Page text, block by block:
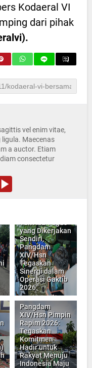
Kodaeral VI
dari pihak
vel enim vitae,
Maecenas
a auctor. Etiam
consectetur
yang Dikerjakan
Sendiri,
Pangdam
XIV/Hsn
Tegaskan
Sinergi dalam
Operasi Gaktib
2026
Pangdam
XIV/Hsn Pimpin
Rapim 2026:
Tegaskan
Komitmen
Hadir untuk
Rakyat Menuju
Indonesia Maju